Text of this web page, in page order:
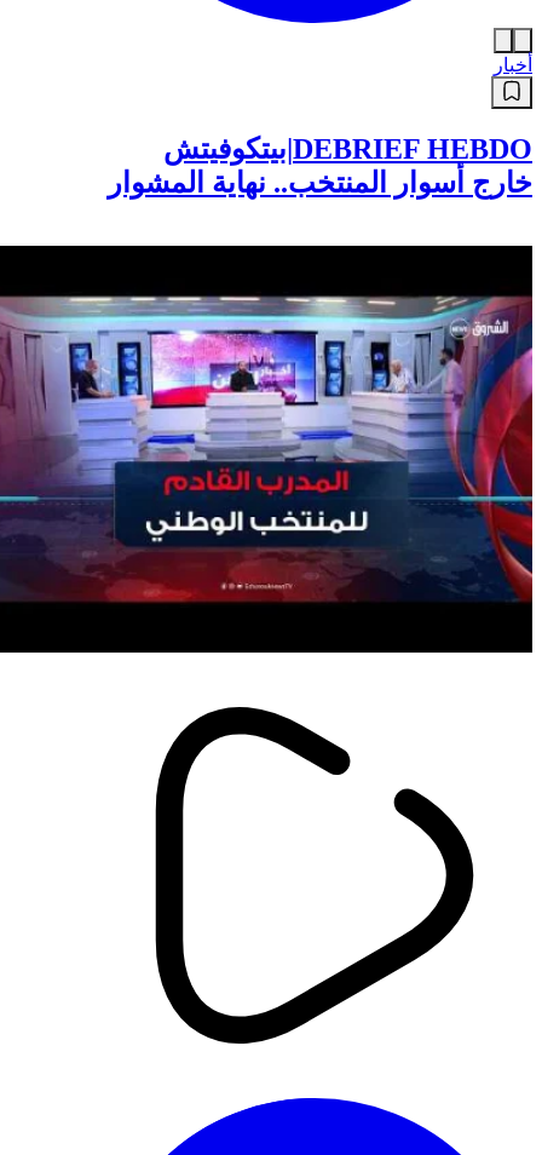
أخبار
DEBRIEF HEBDO|بيتكوفيتش
خارج أسوار المنتخب.. نهاية المشوار